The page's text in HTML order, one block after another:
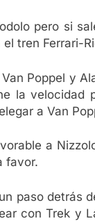
pero si
tren Ferrari-
Poppel y
la velocidad
a Van
a
favor.
paso detrás
con Trek y